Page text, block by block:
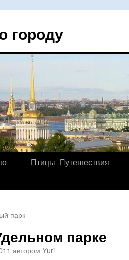
городу
Птицы Путешествия
парк
парке
автором Yuri